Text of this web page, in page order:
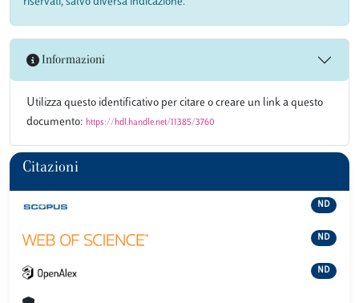
Informazioni
Utilizza questo identificativo per citare o creare un link a questo
documento: https://hdl.handle.net/11385/3760
Citazioni
ND
ND
ND